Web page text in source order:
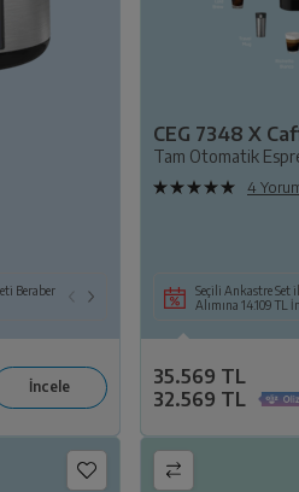
Beraber
Seçili Beyaz Eşya ile Birlikte
6.099 TL İndirim!
CEG 7348 X
Tam Otomatik
4
Seçili Ankastre Set
Alımına 14.109 TL
35.569 TL
32.569 TL